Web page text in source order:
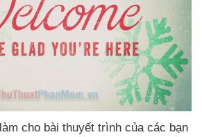
cho bài thuyết trình của các bạn